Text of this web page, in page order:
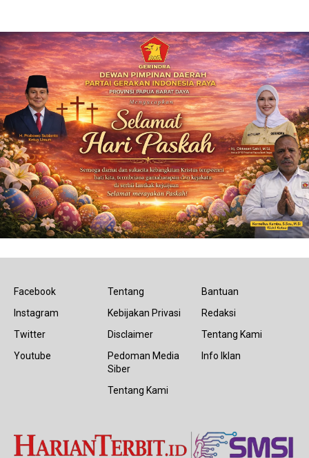
Facebook
Instagram
Twitter
Youtube
Tentang
Kebijakan Privasi
Disclaimer
Pedoman Media
Siber
Tentang Kami
Bantuan
Redaksi
Tentang Kami
Info Iklan